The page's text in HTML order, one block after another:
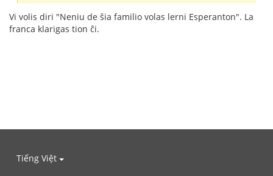
Vi volis diri "Neniu de ŝia familio volas lerni Esperanton". La
franca klarigas tion ĉi.
Tiếng Việt